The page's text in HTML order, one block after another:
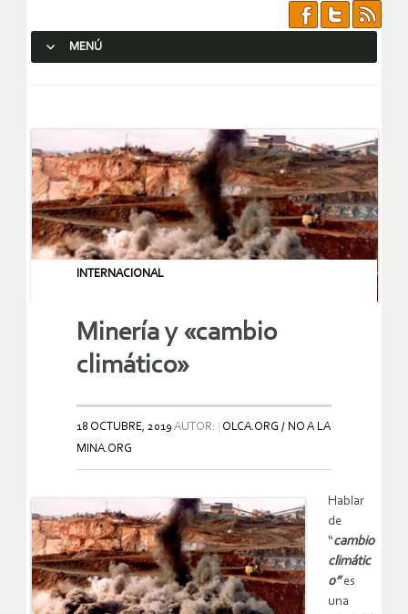
MENÚ
INTERNACIONAL
Minería y «cambio
climático»
18 OCTUBRE, 2019 AUTOR:
OLCA.ORG / NO A LA
MINA.ORG
Hablar
de
“cambio
climátic
o”es
una